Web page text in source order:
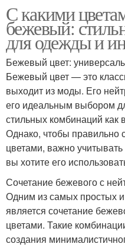
С какими
бежевый:
для одежды и
Бежевый цвет:
Бежевый цвет — это
выходит из моды. Его
его идеальным выбором
стильных комбинаций как
Однако, чтобы правильно
цветами, важно учитывать
вы хотите его
Сочетание бежевого с
Одним из самых простых
является сочетание
цветами. Такие
создания